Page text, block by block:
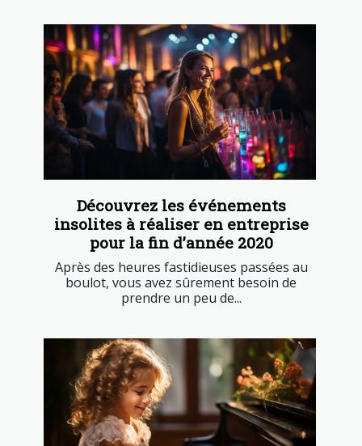
Découvrez les événements
insolites à réaliser en entreprise
pour la fin d’année 2020
Après des heures fastidieuses passées au
boulot, vous avez sûrement besoin de
prendre un peu de...